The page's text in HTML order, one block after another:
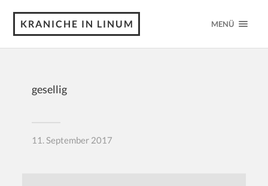
KRANICHE IN LINUM MENÜ
gesellig
11. September 2017